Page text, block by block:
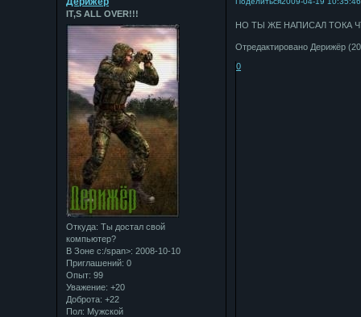
IT,S ALL OVER!!!
Откуда: Ты достал свой
компьютер?
В Зоне с:/span>: 2008-10-10
Приглашений: 0
Опыт: 99
Уважение: +20
Доброта: +22
Пол: Мужской
НО ТЫ ЖЕ НАПИСАЛ ТОКА
Отредактировано Дерижёр
0